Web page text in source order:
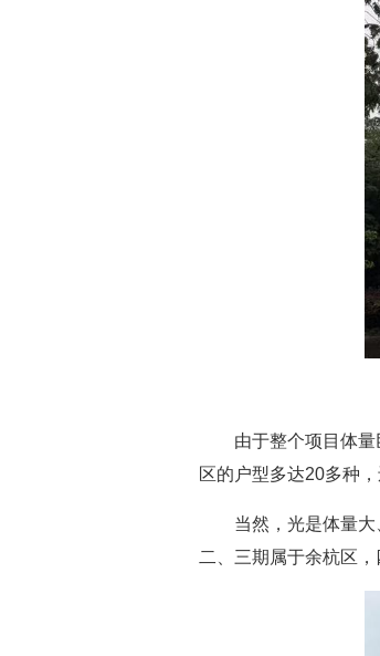
由于整个项目体
区的户型多达20多种
当然，光是体量
二、三期属于余杭区